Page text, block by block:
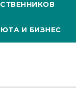
И БИЗНЕС